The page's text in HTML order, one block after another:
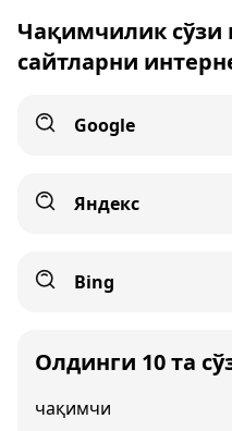
Чақимчилик сўзи
сайтларни
Google
Яндекс
Bing
Олдинги 10 та
чақимчи